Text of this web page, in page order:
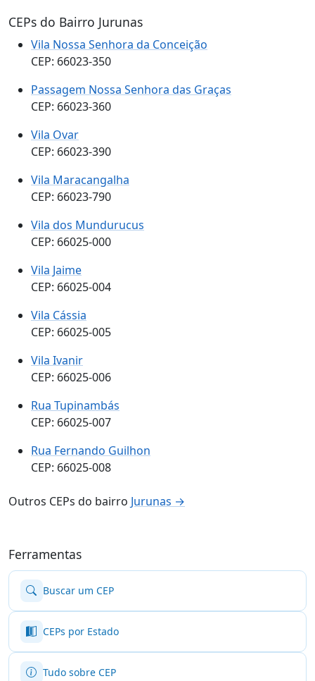
CEPs do Bairro Jurunas
Vila Nossa Senhora da Conceição
CEP: 66023-350
Passagem Nossa Senhora das Graças
CEP: 66023-360
Vila Ovar
CEP: 66023-390
Vila Maracangalha
CEP: 66023-790
Vila dos Mundurucus
CEP: 66025-000
Vila Jaime
CEP: 66025-004
Vila Cássia
CEP: 66025-005
Vila Ivanir
CEP: 66025-006
Rua Tupinambás
CEP: 66025-007
Rua Fernando Guilhon
CEP: 66025-008
Outros CEPs do bairro Jurunas →
Ferramentas
Buscar um CEP
CEPs por Estado
Tudo sobre CEP